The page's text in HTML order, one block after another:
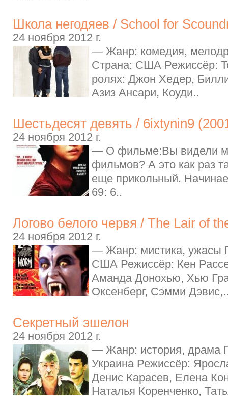
Школа негодяев / School for
24 ноября 2012 г.
— Жанр: комедия,
Страна: США Режиссёр:
ролях: Джон Хедер,
Азиз Ансари, Коуди..
Шестьдесят девять / 6ixtynin9
24 ноября 2012 г.
— О фильме:Вы видели
фильмов? А это как раз
еще прикольный.
69: 6..
Логово белого червя / The Lair of
24 ноября 2012 г.
— Жанр: мистика, ужасы
США Режиссёр: Кен
Аманда Донохью, Хью
Оксенберг, Сэмми
Секретный эшелон
24 ноября 2012 г.
— Жанр: история, драма
Украина Режиссёр:
Денис Карасев, Елена
Наталья Коренченко,